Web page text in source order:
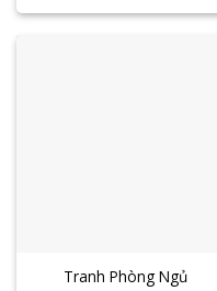
Tranh Phòng Ngủ